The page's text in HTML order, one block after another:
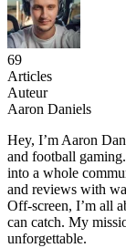
69
Articles
Auteur
Aaron Daniels
Hey, I’m Aaron
and football
into a whole
and reviews with
Off-screen, I’m all
can catch. My
unforgettable.